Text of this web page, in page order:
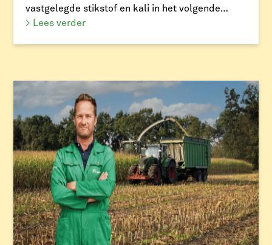
vastgelegde stikstof en kali in het volgende
groeiseizoen opnieuw worden benut. Is er geen
bevorderen van de vertering van oogstresten• […]
> Lees verder